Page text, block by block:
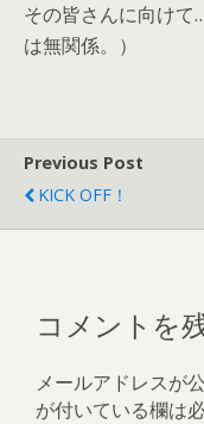
その皆さんに向けて
は無関係。）
Previous Post
KICK OFF！
コメントを
メールアドレスが
が付いている欄は